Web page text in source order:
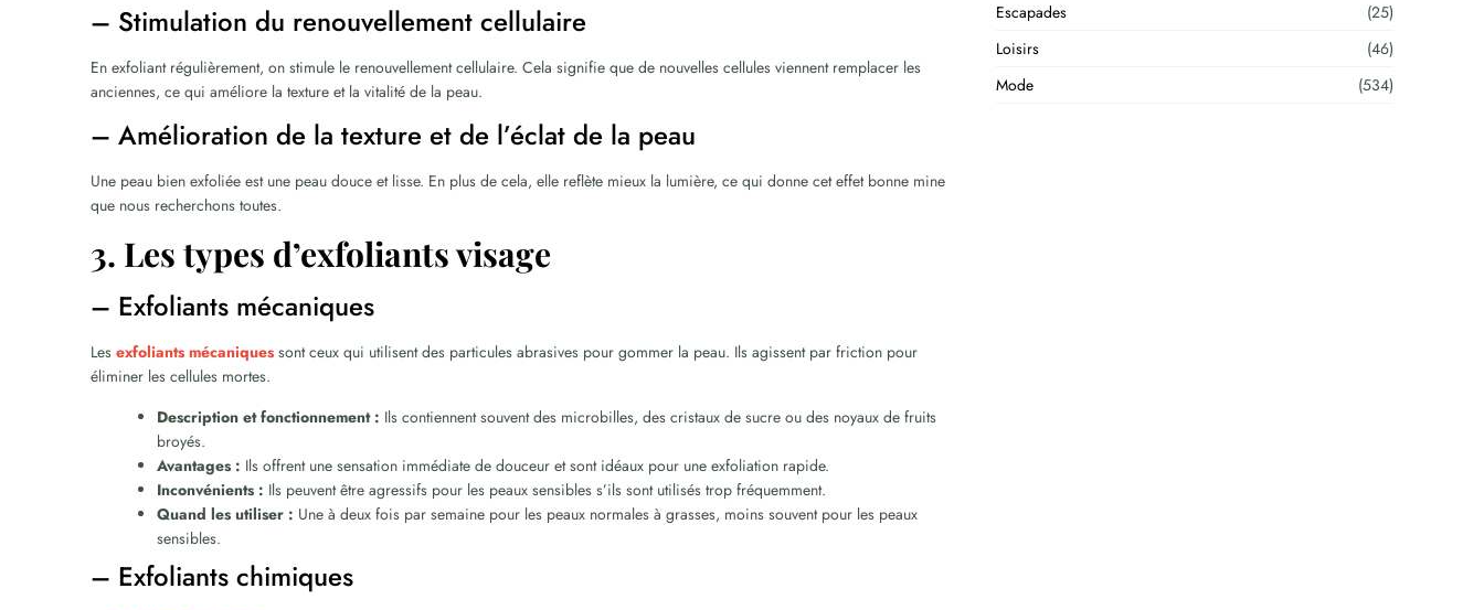
Escapades
(25)
Loisirs
(46)
Mode
(534)
– Stimulation du renouvellement cellulaire
En exfoliant régulièrement, on stimule le renouvellement cellulaire. Cela signifie que de nouvelles cellules viennent remplacer les
anciennes, ce qui améliore la texture et la vitalité de la peau.
– Amélioration de la texture et de l’éclat de la peau
Une peau bien exfoliée est une peau douce et lisse. En plus de cela, elle reflète mieux la lumière, ce qui donne cet effet bonne mine
que nous recherchons toutes.
3. Les types d’exfoliants visage
– Exfoliants mécaniques
Lesexfoliants mécaniques sont ceux qui utilisent des particules abrasives pour gommer la peau. Ils agissent par friction pour
éliminer les cellules mortes.
Description et fonctionnement : Ils contiennent souvent des microbilles, des cristaux de sucre ou des noyaux de fruits
broyés.
Avantages : Ils offrent une sensation immédiate de douceur et sont idéaux pour une exfoliation rapide.
Inconvénients : Ils peuvent être agressifs pour les peaux sensibles s’ils sont utilisés trop fréquemment.
Quand les utiliser : Une à deux fois par semaine pour les peaux normales à grasses, moins souvent pour les peaux
sensibles.
– Exfoliants chimiques